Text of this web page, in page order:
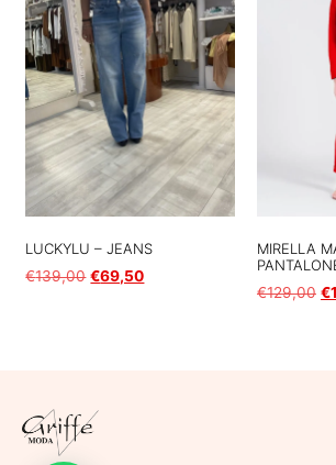
LUCKYLU – JEANS
€139,00 €69,50
MIRELLA
€129,00 €